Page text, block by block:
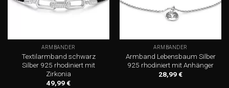
ARMBÄNDER
Textilarmband schwarz
Silber 925 rhodiniert mit
Zirkonia
49,99€
ARMBÄNDER
Armband Lebensbaum Silber
925 rhodiniert mit Anhänger
28,99€